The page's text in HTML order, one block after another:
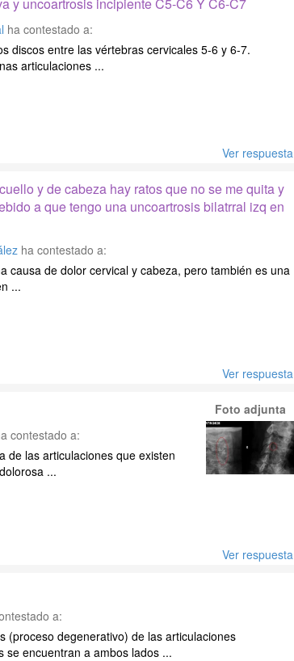
ha contestado a:
discos entre las vértebras cervicales 5-6 y 6-7.
articulaciones ...
Ver respuesta
y de cabeza hay ratos que no se me quita y
a que tengo una uncoartrosis bilatrral izq en
ha contestado a:
causa de dolor cervical y cabeza, pero también es una
...
Ver respuesta
Foto adjunta
contestado a:
de las articulaciones que existen
...
Ver respuesta
a:
(proceso degenerativo) de las articulaciones
se encuentran a ambos lados ...